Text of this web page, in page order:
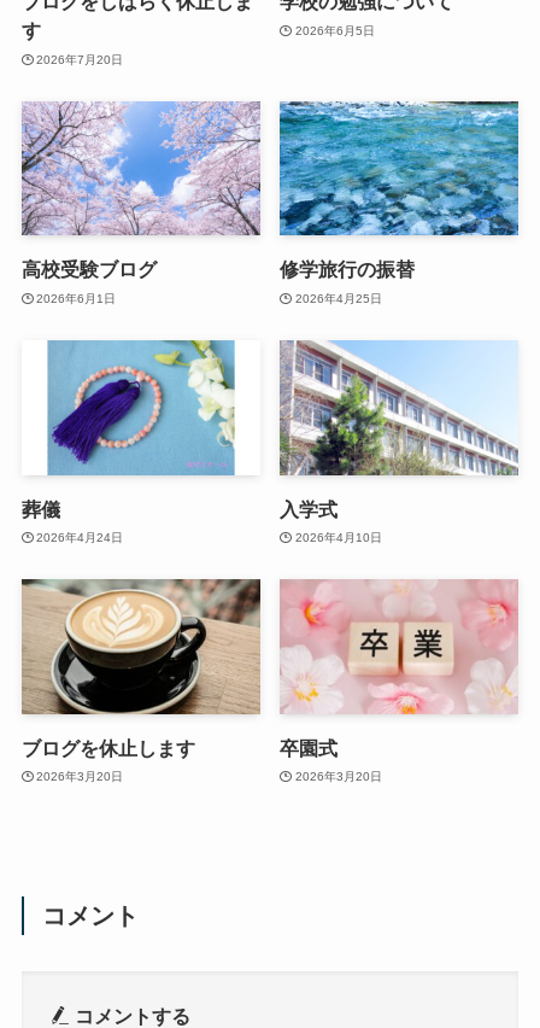
す
2026年7月20日
2026年6月5日
高校受験ブログ
2026年6月1日
修学旅行の振替
2026年4月25日
葬儀
2026年4月24日
入学式
2026年4月10日
ブログを休止します
2026年3月20日
卒園式
2026年3月20日
コメント
コメントする